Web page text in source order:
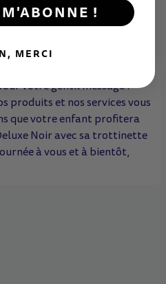
votre gentil message !
produits et nos services vous
que votre enfant profitera
Noir avec sa trottinette
à vous et à bientôt,
!
MERCI